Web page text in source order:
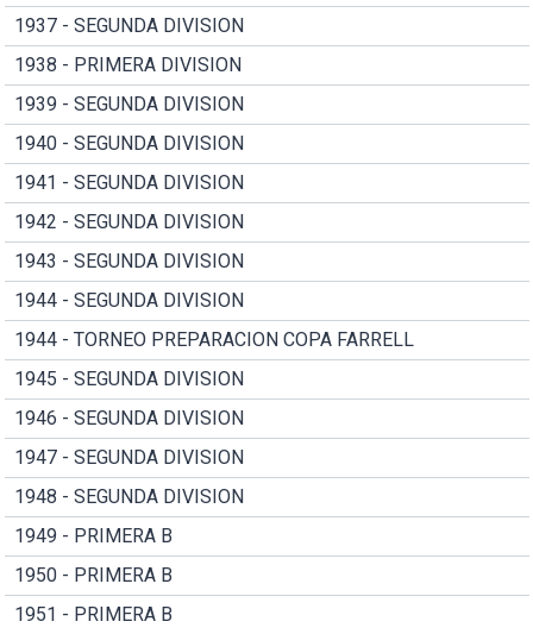
1937 - SEGUNDA DIVISION
1938 - PRIMERA DIVISION
1939 - SEGUNDA DIVISION
1940 - SEGUNDA DIVISION
1941 - SEGUNDA DIVISION
1942 - SEGUNDA DIVISION
1943 - SEGUNDA DIVISION
1944 - SEGUNDA DIVISION
1944 - TORNEO PREPARACION COPA FARRELL
1945 - SEGUNDA DIVISION
1946 - SEGUNDA DIVISION
1947 - SEGUNDA DIVISION
1948 - SEGUNDA DIVISION
1949 - PRIMERA B
1950 - PRIMERA B
1951 - PRIMERA B